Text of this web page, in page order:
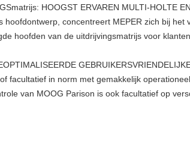
HOOGST ERVAREN MULTI-HOLTE
hoofdontwerp, concentreert MEPER zich bij het
hoofden van de uitdrijvingsmatrijs voor klanten.
facultatief in norm met gemakkelijk
van MOOG Parison is ook facultatief op